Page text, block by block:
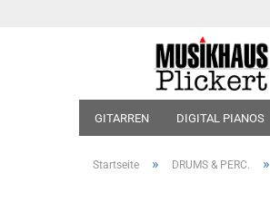
GITARREN DIGITAL PIANOS
Startseite » DRUMS & PERC. »